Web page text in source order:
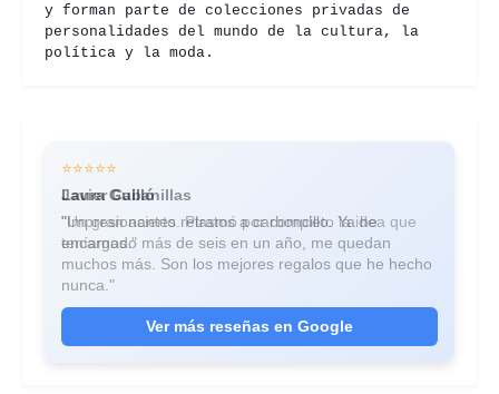
y forman parte de colecciones privadas de
personalidades del mundo de la cultura, la
política y la moda.
⭐⭐⭐⭐⭐
Javier Cabanillas
"Un gran acierto. Plasmó por completo la idea que
teníamos."
⭐⭐⭐⭐⭐
Laura Guilló
"Impresionantes retratos a carboncillo. Ya he
encargado más de seis en un año, me quedan
muchos más. Son los mejores regalos que he hecho
nunca."
Ver más reseñas en Google